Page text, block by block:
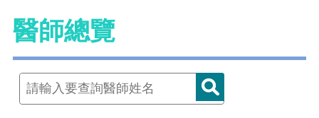
醫師總覽